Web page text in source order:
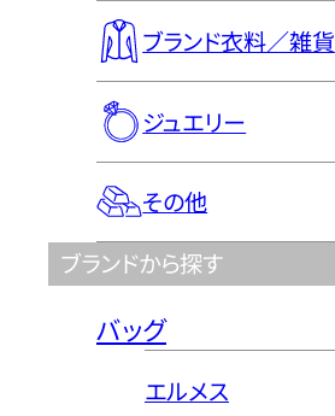
ブランド衣料／雑貨
ジュエリー
その他
ブランドから探す
バッグ
エルメス